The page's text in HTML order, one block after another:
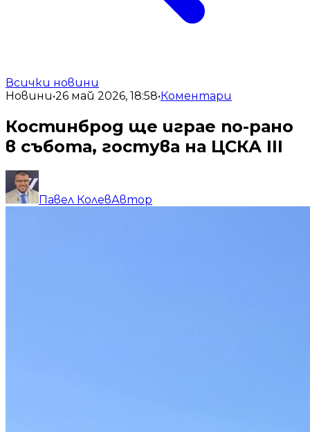
Всички новини
Новини•26 май 2026, 18:58•Коментари
Костинброд ще играе по-рано
в събота, гостува на ЦСКА III
Павел КолевАвтор